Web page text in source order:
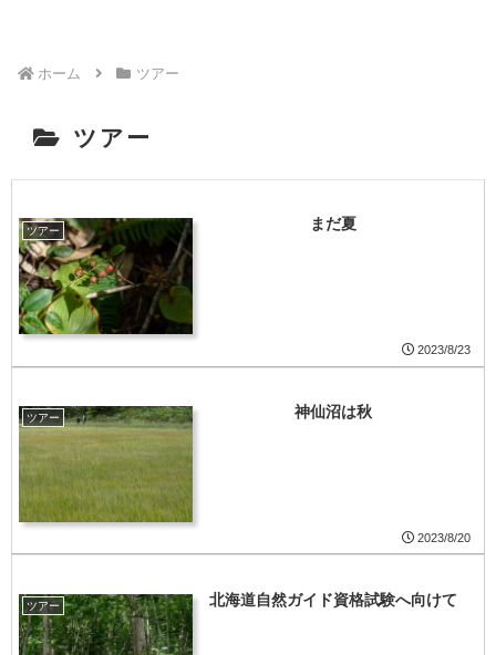
ホーム ツアー
ツアー
ツアー まだ夏
2023/8/23
ツアー 神仙沼は秋
2023/8/20
ツアー 北海道自然ガイド資格試験へ向けて